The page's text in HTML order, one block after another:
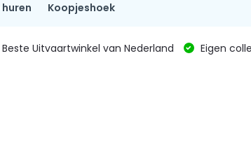
Koopjeshoek
Beste Uitvaartwinkel van Nederland Eigen